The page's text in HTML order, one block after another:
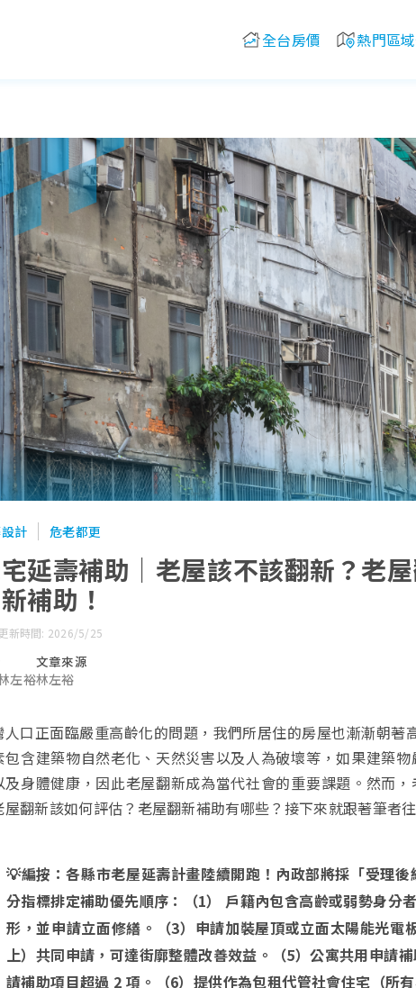
全台房價 熱門區
計 危老都更
延壽補助｜老屋該不該翻新？老
補助！
新時間: 2026/5/25
左裕
文章來源
林左裕
人口正面臨嚴重高齡化的問題，我們所居住的房屋也漸漸朝著
包含建築物自然老化、天然災害以及人為破壞等，如果建築
及身體健康，因此老屋翻新成為當代社會的重要課題。然而
屋翻新該如何評估？老屋翻新補助有哪些？接下來就跟著筆者
💡編按：各縣市老屋延壽計畫陸續開跑！內政部將採「受理
分指標排定補助優先順序：（1） 戶籍內包含高齡或弱勢身分
形，並申請立面修繕。（3）申請加裝屋頂或立面太陽能光電
上）共同申請，可達街廓整體改善效益。（5）公寓共用申請
請補助項目超過 2 項。（6）提供作為包租代管社會住宅（所